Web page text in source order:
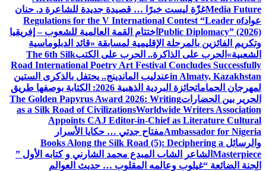
Media Futureغزّة ليست خبرًا … قصيدة جديدة للشاعرة د. حنان
عوادRegulations for the V International Contest “Leader of
Public Diplomacy” (2026) اختتام القمة العالمية للشعوب – إفريقيا
وتكريم الفائزين بالمرحلة الإقليمية لمسابقة «قائد الدبلوماسية
الشعبية» الحرب على الذاكرة.. الحرب على الكتبThe 6th Silk
Road International Poetry Art Festival Concludes Successfully
in Almaty, Kazakhstanعندليب الماندينج.. يحتفل بالذكرى الستين
لمهرجان الحمامات
جائزة البردية الذهبية 2026: الكتابة بوصفها طريق
الحرير بين الحضاراتThe Golden Papyrus Award 2026: Writing
as a Silk Road of CivilizationsWorldwide Writers Association
Appoints CAJ Editor-in-Chief as Literature Cultural
Ambassador for Nigeriaمفتاح جدتي … حكايا الأسرار
والرسائل Books Along the Silk Road (5): Deciphering a
Masterpiece الشاعر الشاب المبدع محمد الشارني و كتابه الأول ”
الجنة الضائعة “غيلوب وعالمه المقلوب … حديث العوالم